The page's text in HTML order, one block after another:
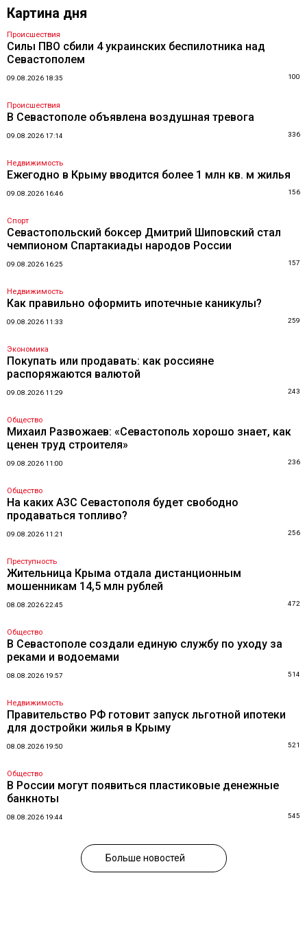
Картина дня
Происшествия
Силы ПВО сбили 4 украинских беспилотника над
Севастополем
09.08.2026 18:35 100
Происшествия
В Севастополе объявлена воздушная тревога
09.08.2026 17:14 336
Недвижимость
Ежегодно в Крыму вводится более 1 млн кв. м жилья
09.08.2026 16:46 156
Спорт
Севастопольский боксер Дмитрий Шиповский стал
чемпионом Спартакиады народов России
09.08.2026 16:25 157
Недвижимость
Как правильно оформить ипотечные каникулы?
09.08.2026 11:33 259
Экономика
Покупать или продавать: как россияне
распоряжаются валютой
09.08.2026 11:29 243
Общество
Михаил Развожаев: «Севастополь хорошо знает, как
ценен труд строителя»
09.08.2026 11:00 236
Общество
На каких АЗС Севастополя будет свободно
продаваться топливо?
09.08.2026 11:21 256
Преступность
Жительница Крыма отдала дистанционным
мошенникам 14,5 млн рублей
08.08.2026 22:45 472
Общество
В Севастополе создали единую службу по уходу за
реками и водоемами
08.08.2026 19:57 514
Недвижимость
Правительство РФ готовит запуск льготной ипотеки
для достройки жилья в Крыму
08.08.2026 19:50 521
Общество
В России могут появиться пластиковые денежные
банкноты
08.08.2026 19:44 545
Больше новостей